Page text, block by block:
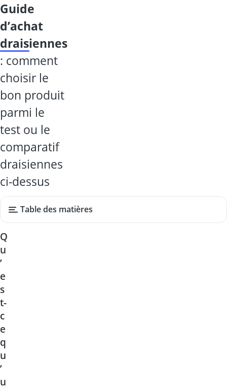
guide
d’achat
draisiennes
: comment
choisir le
bon produit
parmi le
test ou le
comparatif
draisiennes
ci-dessus
Table des matières
Q
u
’
e
s
t-
c
e
q
u
’
u